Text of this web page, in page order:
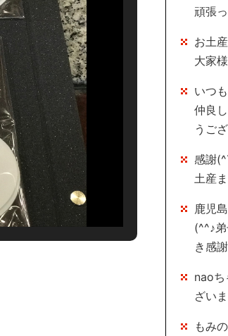
頑張
お土
大家様
いつ
仲良
うご
感謝
土産
鹿児
(^^♪
き感謝
nao
ざい
もみ